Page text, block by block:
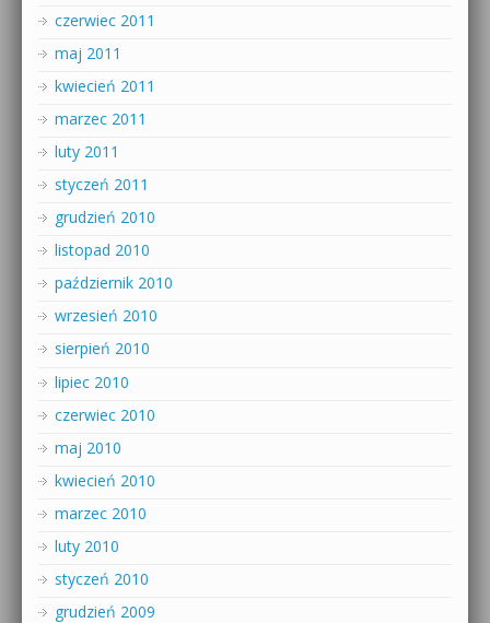
czerwiec 2011
maj 2011
kwiecień 2011
marzec 2011
luty 2011
styczeń 2011
grudzień 2010
listopad 2010
październik 2010
wrzesień 2010
sierpień 2010
lipiec 2010
czerwiec 2010
maj 2010
kwiecień 2010
marzec 2010
luty 2010
styczeń 2010
grudzień 2009